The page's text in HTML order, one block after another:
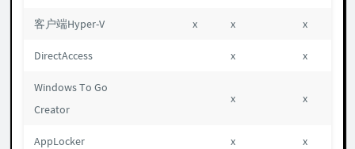
客户端Hyper-V x x x
DirectAccess x x
Windows To Go
Creator
x x
AppLocker x x